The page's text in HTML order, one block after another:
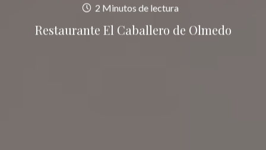
2 Minutos de lectura
Restaurante El Caballero de Olmedo